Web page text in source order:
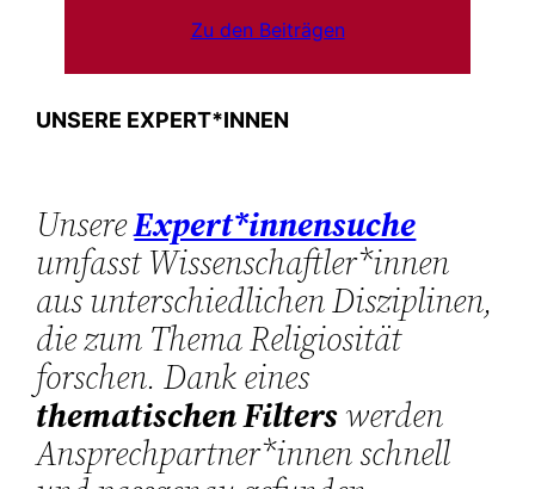
Zu den Beiträgen
UNSERE EXPERT*INNEN
UnsereExpert*innensuche
umfasst Wissenschaftler*innen
aus unterschiedlichen Disziplinen,
die zum Thema Religiosität
forschen. Dank eines
thematischen Filterswerden
Ansprechpartner*innen schnell